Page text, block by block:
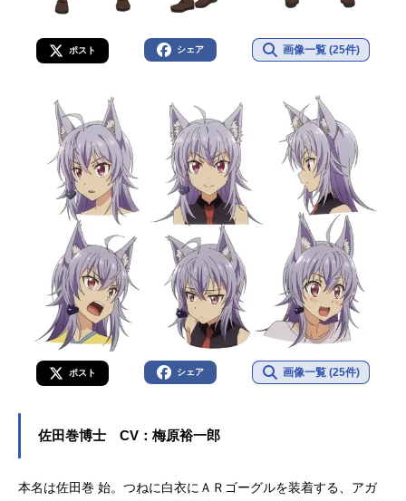
ポスト シェア 画像一覧 (25件)
ポスト シェア 画像一覧 (25件)
佐田巻博士 CV：梅原裕一郎
本名は佐田巻 始。つねに白衣にＡＲゴーグルを装着する、アガ